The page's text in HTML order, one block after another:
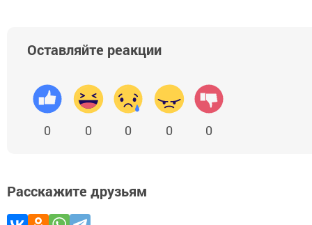
Оставляйте реакции
0 0 0 0 0
Расскажите друзьям